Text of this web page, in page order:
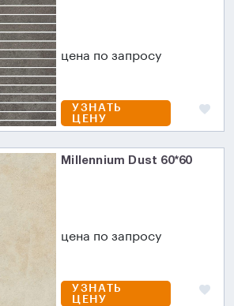
цена по запросу
УЗНАТЬ
ЦЕНУ
Millennium Dust 60*60
цена по запросу
УЗНАТЬ
ЦЕНУ